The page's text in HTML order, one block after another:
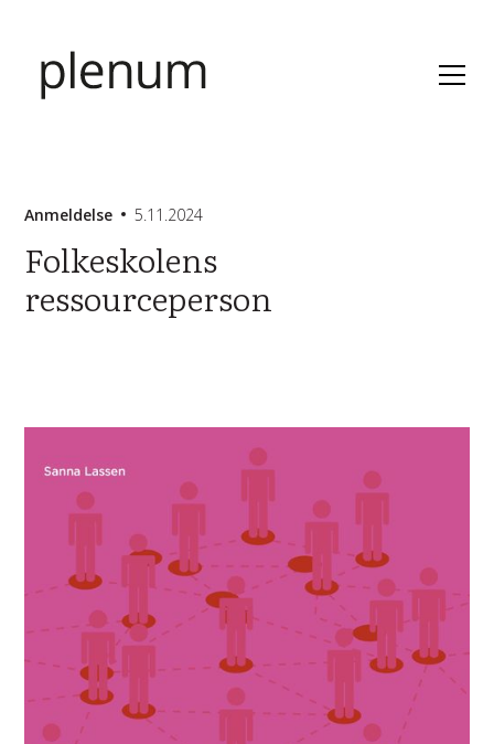
Anmeldelse 5.11.2024
Folkeskolens
ressourceperson